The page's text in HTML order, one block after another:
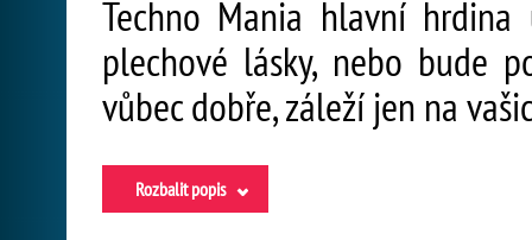
Techno Mania hlavní
plechové lásky, nebo bude
vůbec dobře, záleží jen na
Rozbalit popis